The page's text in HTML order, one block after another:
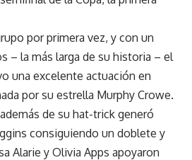
por primera vez, y con un
– la más larga de su historia – el
una excelente actuación en
por su estrella Murphy Crowe.
de su hat-trick generó
consiguiendo un doblete y
Alarie y Olivia Apps apoyaron